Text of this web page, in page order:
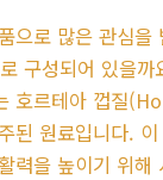
으로 많은 관심을
구성되어 있을까
호르테아 껍질
된 원료입니다.
력을 높이기 위해